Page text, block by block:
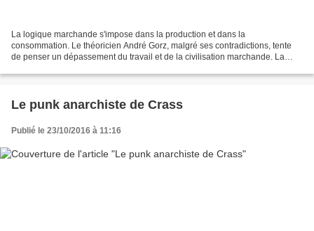
La logique marchande s'impose dans la production et dans la
consommation. Le théoricien André Gorz, malgré ses contradictions, tente
de penser un dépassement du travail et de la civilisation marchande. La
Le punk anarchiste de Crass
Publié le 23/10/2016 à 11:16